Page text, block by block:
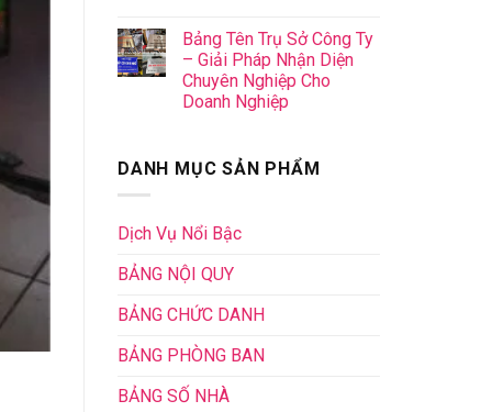
Bảng Tên Trụ Sở Công Ty
– Giải Pháp Nhận Diện
Chuyên Nghiệp Cho
Doanh Nghiệp
DANH MỤC SẢN PHẨM
Dịch Vụ Nổi Bậc
BẢNG NỘI QUY
BẢNG CHỨC DANH
BẢNG PHÒNG BAN
BẢNG SỐ NHÀ